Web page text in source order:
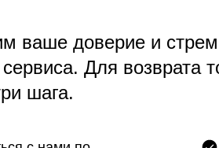
ваше доверие и
Для возврата
шага.